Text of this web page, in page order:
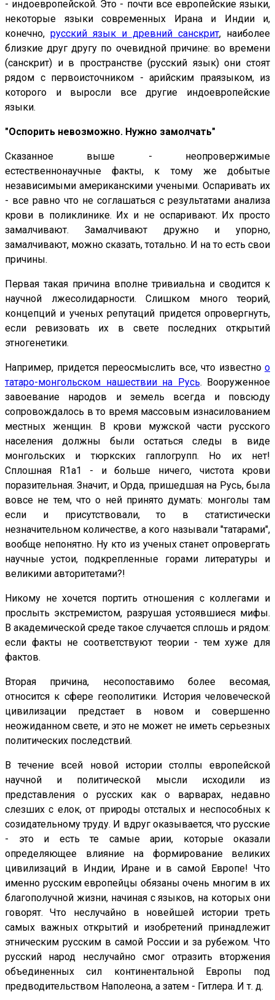
- индоевропейской. Это - почти все европейские языки,
некоторые языки современных Ирана и Индии и,
конечно, русский язык и древний санскрит, наиболее
близкие друг другу по очевидной причине: во времени
(санскрит) и в пространстве (русский язык) они стоят
рядом с первоисточником - арийским праязыком, из
которого и выросли все другие индоевропейские
языки.
"Оспорить невозможно. Нужно замолчать"
Сказанное выше - неопровержимые
естественнонаучные факты, к тому же добытые
независимыми американскими учеными. Оспаривать их
- все равно что не соглашаться с результатами анализа
крови в поликлинике. Их и не оспаривают. Их просто
замалчивают. Замалчивают дружно и упорно,
замалчивают, можно сказать, тотально. И на то есть свои
причины.
Первая такая причина вполне тривиальна и сводится к
научной лжесолидарности. Слишком много теорий,
концепций и ученых репутаций придется опровергнуть,
если ревизовать их в свете последних открытий
этногенетики.
Например, придется переосмыслить все, что известно о
татаро-монгольском нашествии на Русь. Вооруженное
завоевание народов и земель всегда и повсюду
сопровождалось в то время массовым изнасилованием
местных женщин. В крови мужской части русского
населения должны были остаться следы в виде
монгольских и тюркских гаплогрупп. Но их нет!
Сплошная R1a1 - и больше ничего, чистота крови
поразительная. Значит, и Орда, пришедшая на Русь, была
вовсе не тем, что о ней принято думать: монголы там
если и присутствовали, то в статистически
незначительном количестве, а кого называли "татарами",
вообще непонятно. Ну кто из ученых станет опровергать
научные устои, подкрепленные горами литературы и
великими авторитетами?!
Никому не хочется портить отношения с коллегами и
прослыть экстремистом, разрушая устоявшиеся мифы.
В академической среде такое случается сплошь и рядом:
если факты не соответствуют теории - тем хуже для
фактов.
Вторая причина, несопоставимо более весомая,
относится к сфере геополитики. История человеческой
цивилизации предстает в новом и совершенно
неожиданном свете, и это не может не иметь серьезных
политических последствий.
В течение всей новой истории столпы европейской
научной и политической мысли исходили из
представления о русских как о варварах, недавно
слезших с елок, от природы отсталых и неспособных к
созидательному труду. И вдруг оказывается, что русские
- это и есть те самые арии, которые оказали
определяющее влияние на формирование великих
цивилизаций в Индии, Иране и в самой Европе! Что
именно русским европейцы обязаны очень многим в их
благополучной жизни, начиная с языков, на которых они
говорят. Что неслучайно в новейшей истории треть
самых важных открытий и изобретений принадлежит
этническим русским в самой России и за рубежом. Что
русский народ неслучайно смог отразить вторжения
объединенных сил континентальной Европы под
предводительством Наполеона, а затем - Гитлера. И т. д.